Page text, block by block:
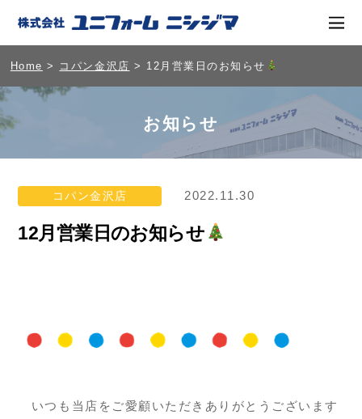
Home > コパン金沢店 > 12月営業日のお知らせ
お知らせ
コパン金沢店 2022.11.30
12月営業日のお知らせ
いつも当店をご愛顧いただきありがとうございます